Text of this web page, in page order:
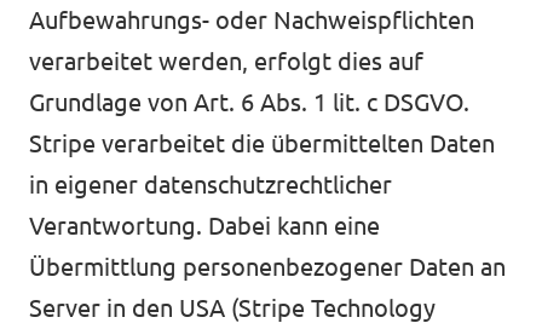
Aufbewahrungs- oder Nachweispflichten
verarbeitet werden, erfolgt dies auf
Grundlage von Art. 6 Abs. 1 lit. c DSGVO.
Stripe verarbeitet die übermittelten Daten
in eigener datenschutzrechtlicher
Verantwortung. Dabei kann eine
Übermittlung personenbezogener Daten an
Server in den USA (Stripe Technology